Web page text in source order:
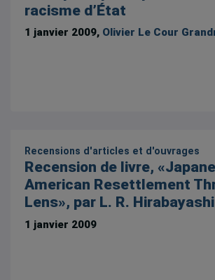
racisme d’État
1 janvier 2009, Olivier Le Cour
Recensions d'articles et d'ouvrages
Recension de livre,
American Resettlement
Lens», par L. R.
1 janvier 2009